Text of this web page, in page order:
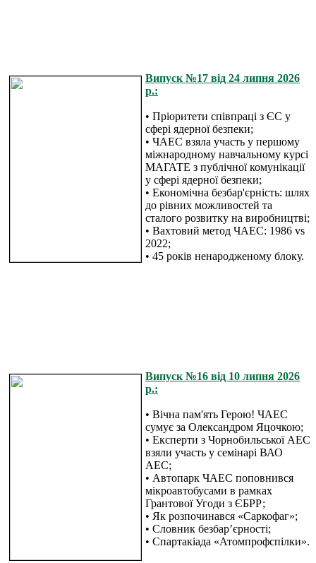
Випуск №17 від 24 липня 2026
р.:
• Пріоритети співпраці з ЄС у
сфері ядерної безпеки;
• ЧАЕС взяла участь у першому
міжнародному навчальному курсі
МАГАТЕ з публічної комунікації
у сфері ядерної безпеки;
• Економічна безбар'єрність: шлях
до рівних можливостей та
сталого розвитку на виробництві;
• Вахтовий метод ЧАЕС: 1986 vs
2022;
• 45 років ненародженому блоку.
Випуск №16 від 10 липня 2026
р.:
• Вічна пам'ять Герою! ЧАЕС
сумує за Олександром Яцочкою;
• Експерти з Чорнобильської АЕС
взяли участь у семінарі ВАО
АЕС;
• Автопарк ЧАЕС поповнився
мікроавтобусами в рамках
Грантової Угоди з ЄБРР;
• Як розпочинався «Саркофаг»;
• Словник безбар’єрності;
• Спартакіада «Атомпрофспілки».